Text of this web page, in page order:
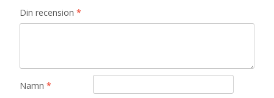
Din recension *
Namn *